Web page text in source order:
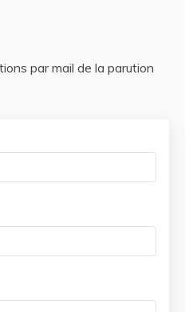
par mail de la parution